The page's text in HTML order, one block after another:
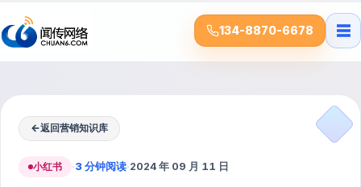
134-8870-6678 ☰
←返回营销知识库
小红书 ·3 分钟阅读·2024 年 09 月 11 日